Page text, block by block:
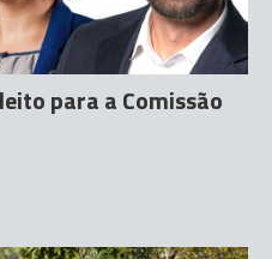
para a Comissão